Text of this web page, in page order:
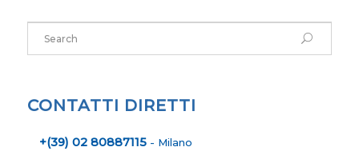
CONTATTI DIRETTI
+(39) 02 80887115- Milano